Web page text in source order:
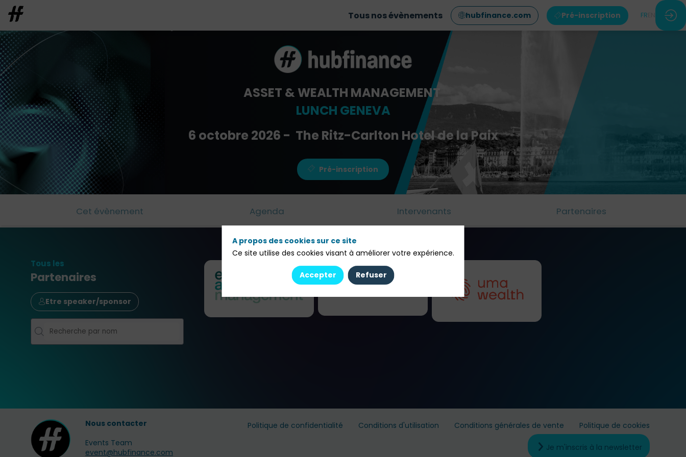
Tous nos évènements hubfinance.com Pré-inscription FR
ASSET & WEALTH MANAGEMENT
LUNCH GENEVA
6 octobre 2026 - The Ritz-Carlton Hotel de la Paix
Pré-inscription
Cet évènement Agenda Intervenants Partenaires
Tous les
Partenaires
Etre speaker/sponsor
Nous contacter
Events Team
event@hubfinance.com
Politique de confidentialité Conditions d'utilisation Conditions générales de vente Politique de cookies
Je m'inscris à la newsletter
A propos des cookies sur ce site
Ce site utilise des cookies visant à améliorer votre expérience.
Accepter Refuser